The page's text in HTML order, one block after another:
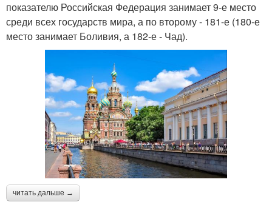
показателю Российская Федерация занимает 9-е место
среди всех государств мира, а по второму - 181-е (180-е
место занимает Боливия, а 182-е - Чад).
читать дальше →